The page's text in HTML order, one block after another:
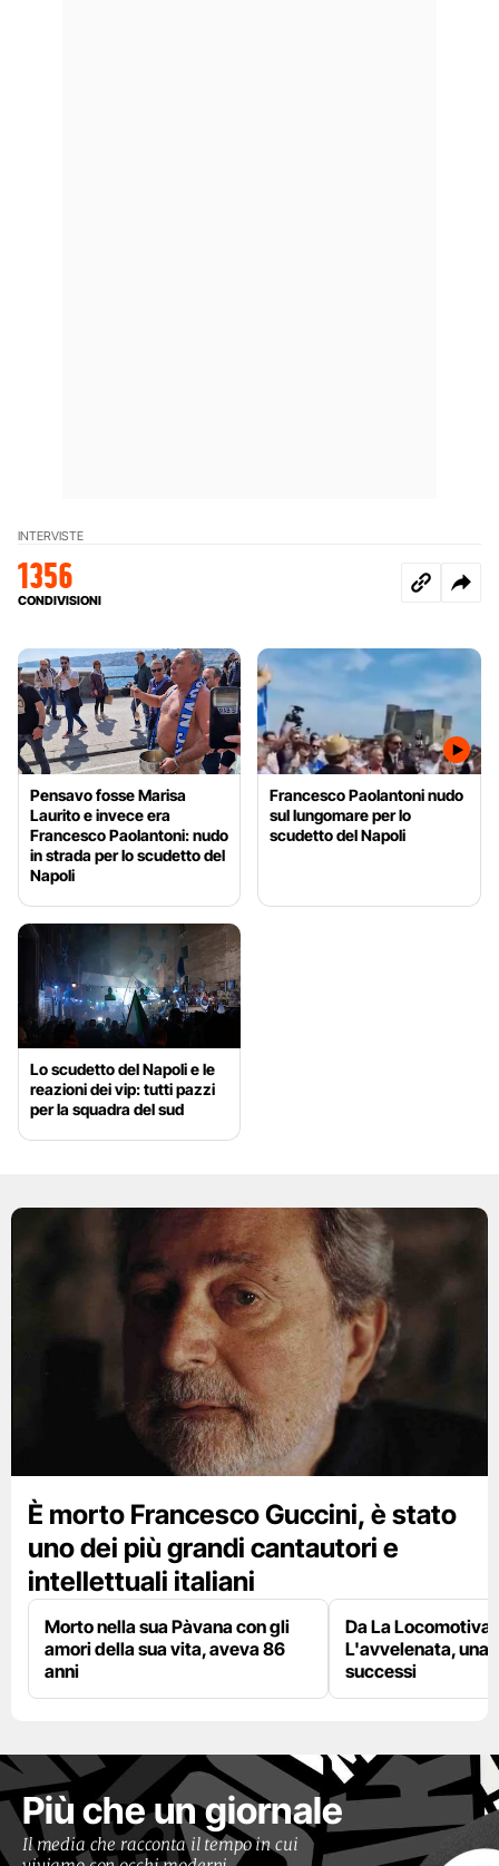
INTERVISTE
1356
CONDIVISIONI
Pensavo fosse Marisa
Laurito e invece era
Francesco Paolantoni: nudo
in strada per lo scudetto del
Napoli
Francesco Paolantoni nudo
sul lungomare per lo
scudetto del Napoli
Lo scudetto del Napoli e le
reazioni dei vip: tutti pazzi
per la squadra del sud
È morto Francesco Guccini, è stato
uno dei più grandi cantautori e
intellettuali italiani
Morto nella sua Pàvana con gli
amori della sua vita, aveva 86
anni
Da La Locomotiva
L'avvelenata, una
successi
Più che un giornale
Il media che racconta il tempo in cui